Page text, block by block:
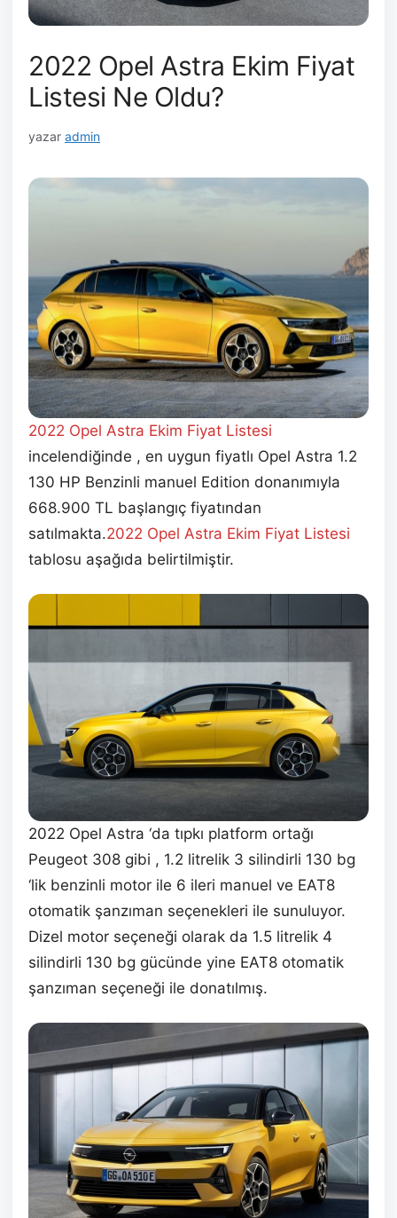
2022 Opel Astra Ekim Fiyat
Listesi Ne Oldu?
yazar admin
2022 Opel Astra Ekim Fiyat Listesi
incelendiğinde , en uygun fiyatlı Opel Astra 1.2
130 HP Benzinli manuel Edition donanımıyla
668.900 TL başlangıç fiyatından
satılmakta.2022 Opel Astra Ekim Fiyat Listesi
tablosu aşağıda belirtilmiştir.
2022 Opel Astra ‘da tıpkı platform ortağı
Peugeot 308 gibi , 1.2 litrelik 3 silindirli 130 bg
‘lik benzinli motor ile 6 ileri manuel ve EAT8
otomatik şanzıman seçenekleri ile sunuluyor.
Dizel motor seçeneği olarak da 1.5 litrelik 4
silindirli 130 bg gücünde yine EAT8 otomatik
şanzıman seçeneği ile donatılmış.